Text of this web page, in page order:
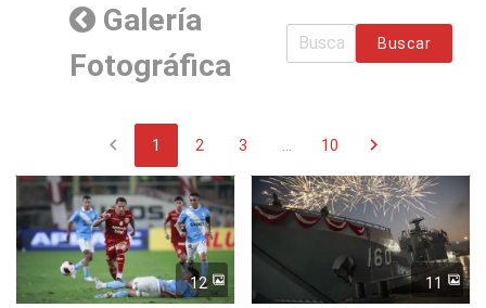
Galería
Fotográfica
Buscar
chevron_left 1 2 3 10 chevron_right
12 11